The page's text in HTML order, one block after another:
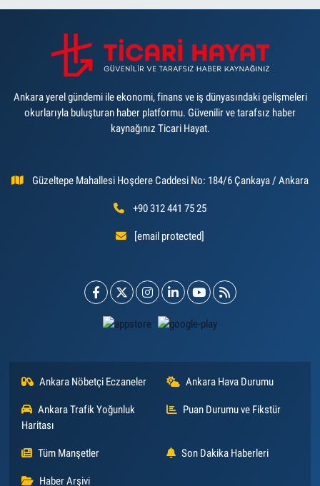
Ankara yerel gündemi ile ekonomi, finans ve iş dünyasındaki gelişmeleri
okurlarıyla buluşturan haber platformu. Güvenilir ve tarafsız haber
kaynağınız Ticari Hayat.
Güzeltepe Mahallesi Hoşdere Caddesi No: 184/6 Çankaya / Ankara
+90 312 441 75 25
[email protected]
Ankara Nöbetçi Eczaneler Ankara Hava Durumu
Ankara Trafik Yoğunluk
Haritası
Puan Durumu ve Fikstür
Tüm Manşetler Son Dakika Haberleri
Haber Arşivi